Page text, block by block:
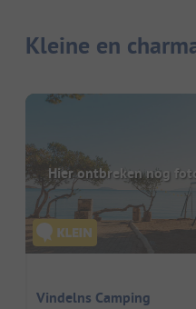
Kleine en
Hier ontbreken nog
Vindelns Camping